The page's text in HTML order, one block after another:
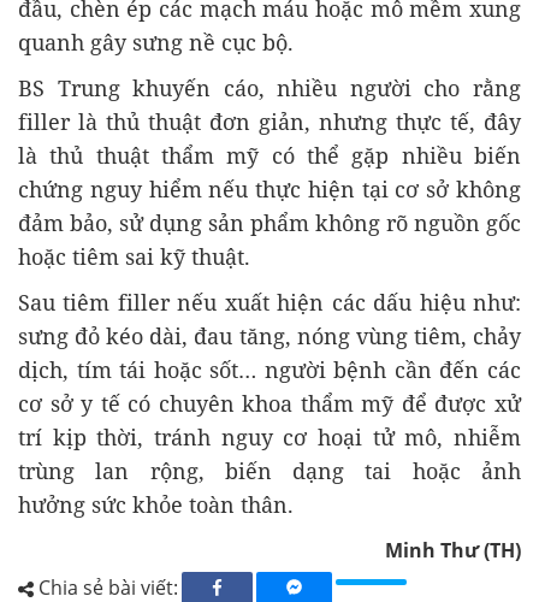
đầu, chèn ép các mạch máu hoặc mô mềm xung
quanh gây sưng nề cục bộ.
BS Trung khuyến cáo, nhiều người cho rằng
filler là thủ thuật đơn giản, nhưng thực tế, đây
là thủ thuật thẩm mỹ có thể gặp nhiều biến
chứng nguy hiểm nếu thực hiện tại cơ sở không
đảm bảo, sử dụng sản phẩm không rõ nguồn gốc
hoặc tiêm sai kỹ thuật.
Sau tiêm filler nếu xuất hiện các dấu hiệu như:
sưng đỏ kéo dài, đau tăng, nóng vùng tiêm, chảy
dịch, tím tái hoặc sốt… người bệnh cần đến các
cơ sở y tế có chuyên khoa thẩm mỹ để được xử
trí kịp thời, tránh nguy cơ hoại tử mô, nhiễm
trùng lan rộng, biến dạng tai hoặc ảnh
hưởng sức khỏe toàn thân.
Minh Thư (TH)
Chia sẻ bài viết: